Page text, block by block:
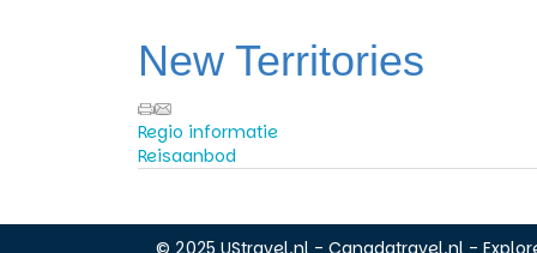
New Territories
Regio informatie
Reisaanbod
© 2025 UStravel.nl - Canadatravel.nl -